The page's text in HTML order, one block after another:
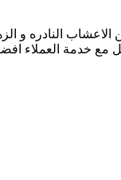
النادره و